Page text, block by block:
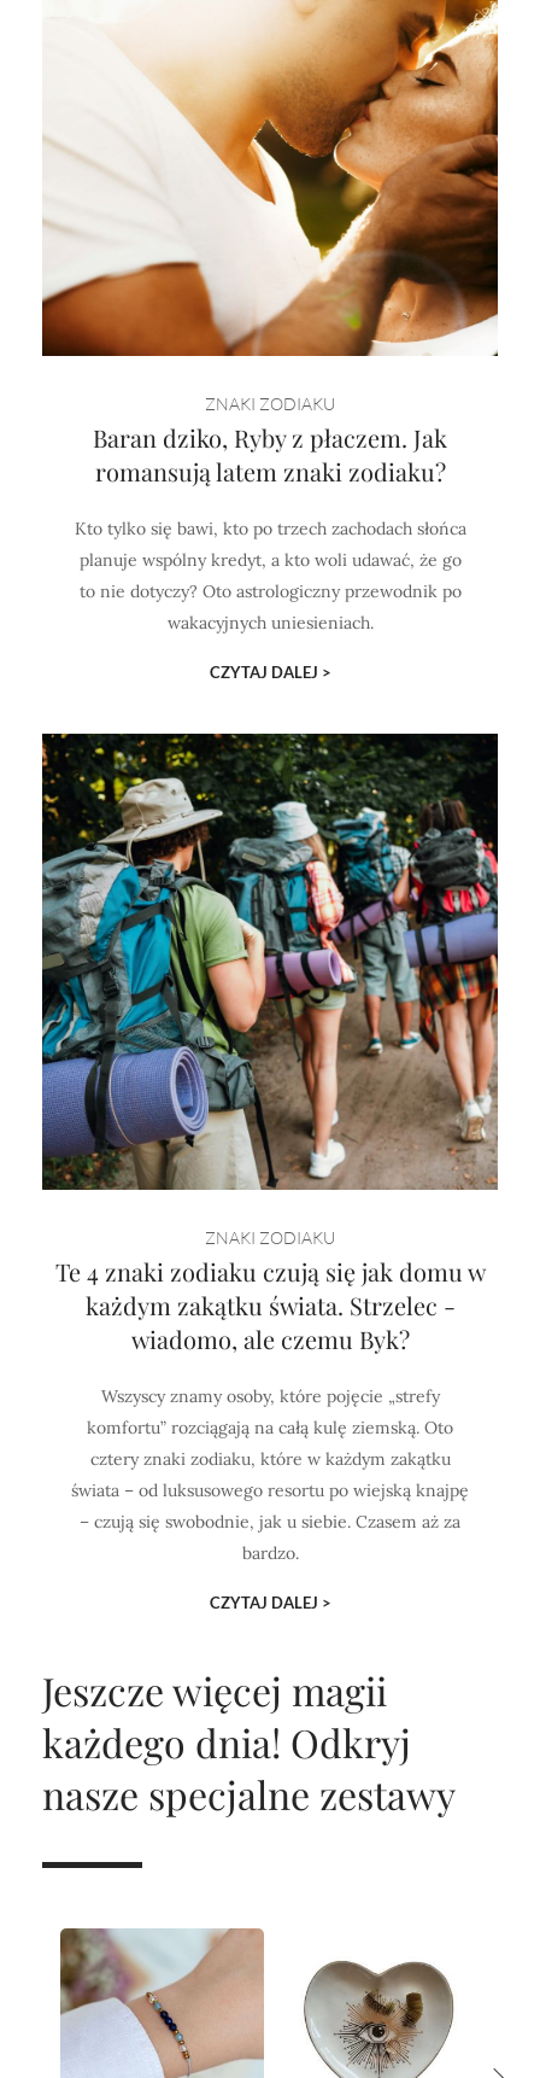
ZNAKI ZODIAKU
Baran dziko, Ryby z płaczem. Jak
romansują latem znaki zodiaku?
Kto tylko się bawi, kto po trzech zachodach słońca
planuje wspólny kredyt, a kto woli udawać, że go
to nie dotyczy? Oto astrologiczny przewodnik po
wakacyjnych uniesieniach.
CZYTAJ DALEJ >
ZNAKI ZODIAKU
Te 4 znaki zodiaku czują się jak domu w
każdym zakątku świata. Strzelec -
wiadomo, ale czemu Byk?
Wszyscy znamy osoby, które pojęcie „strefy
komfortu” rozciągają na całą kulę ziemską. Oto
cztery znaki zodiaku, które w każdym zakątku
świata – od luksusowego resortu po wiejską knajpę
– czują się swobodnie, jak u siebie. Czasem aż za
bardzo.
CZYTAJ DALEJ >
Jeszcze więcej magii
każdego dnia! Odkryj
nasze specjalne zestawy